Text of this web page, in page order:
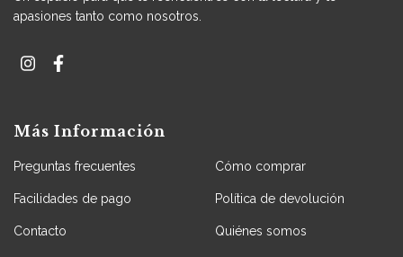
apasiones tanto como nosotros.
Más Información
Preguntas frecuentes Cómo comprar
Facilidades de pago Política de devolución
Contacto Quiénes somos